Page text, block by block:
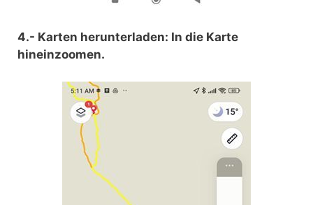
4.- Karten herunterladen: In die Karte
hineinzoomen.